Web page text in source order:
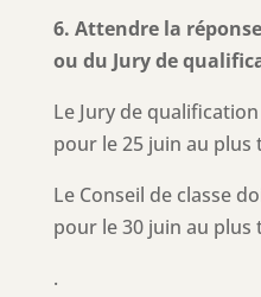
6. Attendre la
ou du Jury de
Le Jury de
pour le 25 juin au plus
Le Conseil de classe
pour le 30 juin au plus
.